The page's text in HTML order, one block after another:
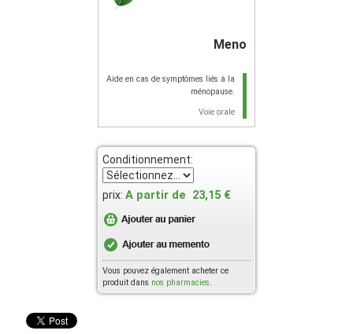
Meno
Aide en cas de symptômes liés à la
ménopause.
Voie orale
Conditionnement:
prix: A partir de 23,15 €
Vous pouvez également acheter ce
produit dans nos pharmacies